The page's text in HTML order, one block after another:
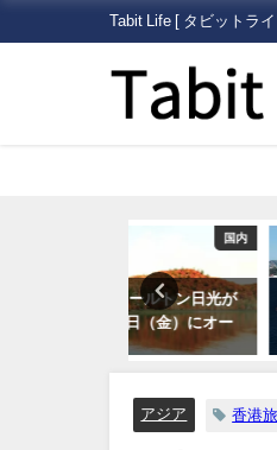
Tabit Life [ タビットラ
大都市と自然。両
詰まった「シドニ
スポットおすすめ
アジア 香港